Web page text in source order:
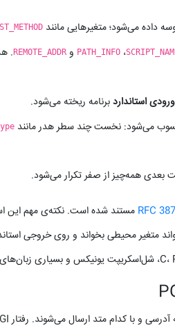
داده می‌شود؛ متغیرهایی مانند
، PATH_INFO و REMOTE_ADDR
ورودی استانداردبرنامه ریخته می‌شود.
می‌شود: نخست چند سطر هدر مانند
بعدی همه‌چیز از صفر تکرار می‌شود.
RFC
متغیر محیطی بخواند و روی خروجی